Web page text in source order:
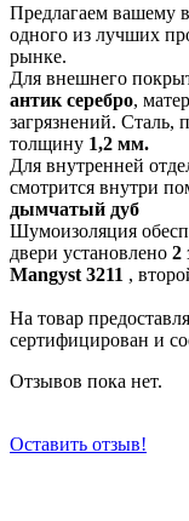
Предлагаем вашему
одного из лучших
рынке.
Для внешнего
антик серебро,
загрязнений. Сталь,
толщину 1,2 мм.
Для внутренней
смотрится внутри
дымчатый дуб
Шумоизоляция
двери установлено 2
Mangyst 3211 ,
На товар
сертифицирован и
Отзывов пока нет.
Оставить отзыв!